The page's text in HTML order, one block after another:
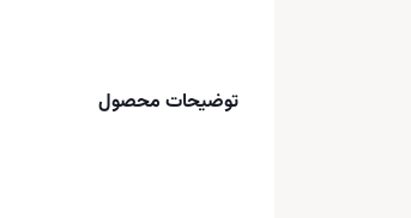
توضیحات محصول